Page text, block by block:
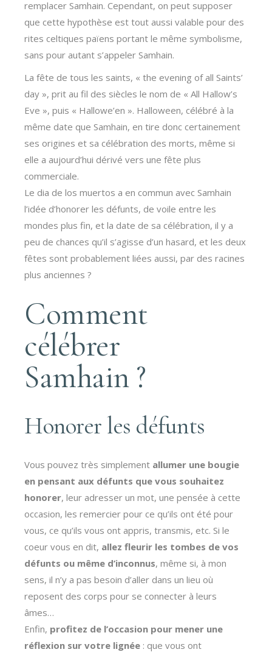
remplacer Samhain. Cependant, on peut supposer
que cette hypothèse est tout aussi valable pour des
rites celtiques païens portant le même symbolisme,
sans pour autant s’appeler Samhain.
La fête de tous les saints, « the evening of all Saints’
day », prit au fil des siècles le nom de « All Hallow’s
Eve », puis « Hallowe’en ». Halloween, célébré à la
même date que Samhain, en tire donc certainement
ses origines et sa célébration des morts, même si
elle a aujourd’hui dérivé vers une fête plus
commerciale.
Le dia de los muertos a en commun avec Samhain
l’idée d’honorer les défunts, de voile entre les
mondes plus fin, et la date de sa célébration, il y a
peu de chances qu’il s’agisse d’un hasard, et les deux
fêtes sont probablement liées aussi, par des racines
plus anciennes ?
Comment
célébrer
Samhain ?
Honorer les défunts
Vous pouvez très simplement allumer une bougie
en pensant aux défunts que vous souhaitez
honorer, leur adresser un mot, une pensée à cette
occasion, les remercier pour ce qu’ils ont été pour
vous, ce qu’ils vous ont appris, transmis, etc. Si le
coeur vous en dit, allez fleurir les tombes de vos
défunts ou même d’inconnus, même si, à mon
sens, il n’y a pas besoin d’aller dans un lieu où
reposent des corps pour se connecter à leurs
âmes…
Enfin, profitez de l’occasion pour mener une
réflexion sur votre lignée : que vous ont